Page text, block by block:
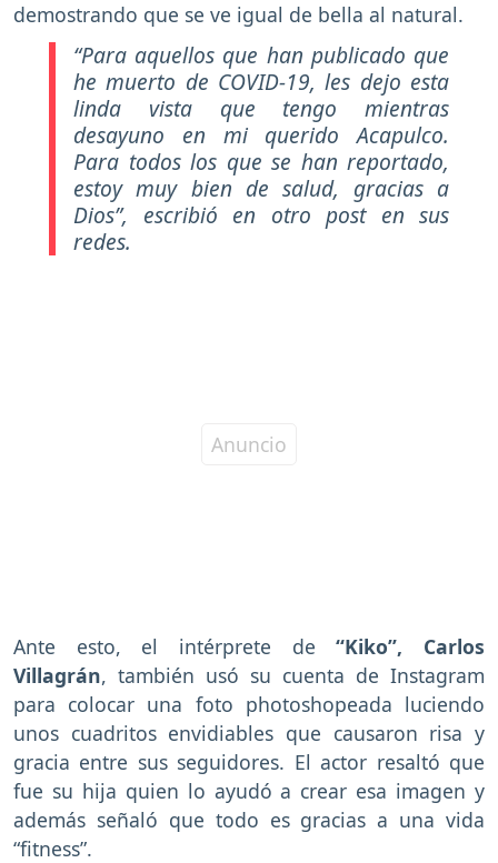
demostrando que se ve igual de bella al natural.
“Para aquellos que han publicado que
he muerto de COVID-19, les dejo esta
linda vista que tengo mientras
desayuno en mi querido Acapulco.
Para todos los que se han reportado,
estoy muy bien de salud, gracias a
Dios”, escribió en otro post en sus
redes.
Ante esto, el intérprete de “Kiko”, Carlos
Villagrán, también usó su cuenta de Instagram
para colocar una foto photoshopeada luciendo
unos cuadritos envidiables que causaron risa y
gracia entre sus seguidores. El actor resaltó que
fue su hija quien lo ayudó a crear esa imagen y
además señaló que todo es gracias a una vida
“fitness”.